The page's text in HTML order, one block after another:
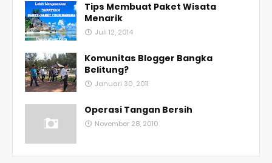
Tips Membuat Paket Wisata
Menarik
Juli 12, 2014
Komunitas Blogger Bangka
Belitung?
Januari 30, 2011
Operasi Tangan Bersih
November 28, 2010